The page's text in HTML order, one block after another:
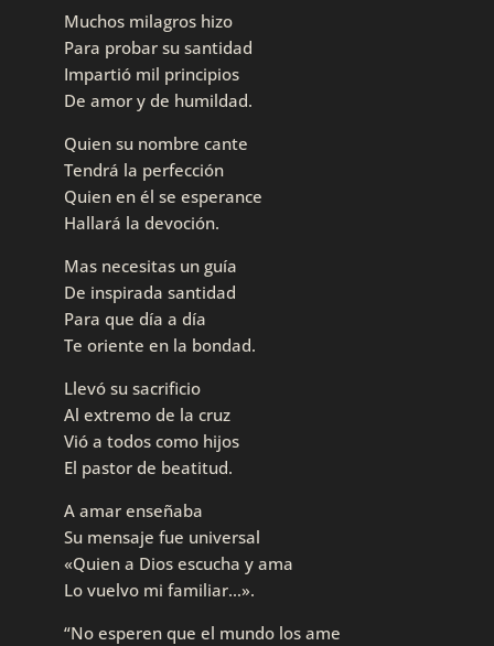
Muchos milagros hizo
Para probar su santidad
Impartió mil principios
De amor y de humildad.
Quien su nombre cante
Tendrá la perfección
Quien en él se esperance
Hallará la devoción.
Mas necesitas un guía
De inspirada santidad
Para que día a día
Te oriente en la bondad.
Llevó su sacrificio
Al extremo de la cruz
Vió a todos como hijos
El pastor de beatitud.
A amar enseñaba
Su mensaje fue universal
«Quien a Dios escucha y ama
Lo vuelvo mi familiar…».
“No esperen que el mundo los ame